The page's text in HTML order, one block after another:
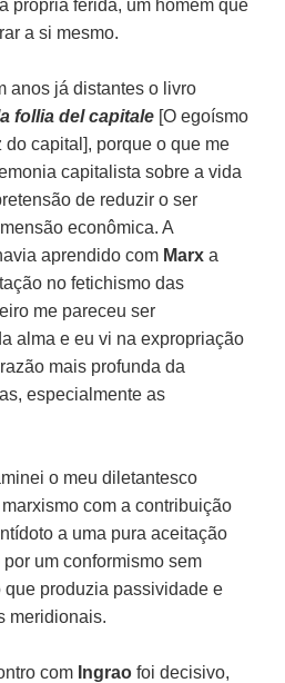
própria ferida, um homem que
a si mesmo.
anos já distantes o livro
follia del capitale [O egoísmo
capital], porque o que me
capitalista sobre a vida
de reduzir o ser
econômica. A
aprendido com Marxa
no fetichismo das
me pareceu ser
alma e eu vi na expropriação
mais profunda da
especialmente as
o meu diletantesco
com a contribuição
a uma pura aceitação
um conformismo sem
produzia passividade e
meridionais.
com Ingraofoi decisivo,